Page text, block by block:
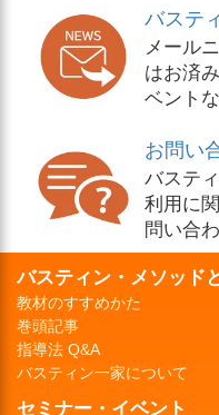
バステ
メール
はお済
ベント
お問い
バステ
利用に
問い合
バスティン・メソッド
教材のすすめかた
巻頭記事
指導法 Q&A
バスティン一家について
セミナー・イベント